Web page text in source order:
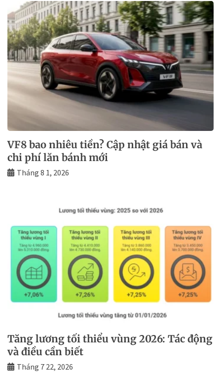
VF8 bao nhiêu tiền? Cập nhật giá bán và
chi phí lăn bánh mới
Tháng 8 1, 2026
Tăng lương tối thiểu vùng 2026: Tác động
và điều cần biết
Tháng 7 22, 2026